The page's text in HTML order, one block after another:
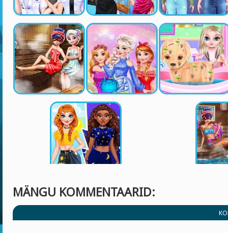
MÄNGU KOMMENTAARID: